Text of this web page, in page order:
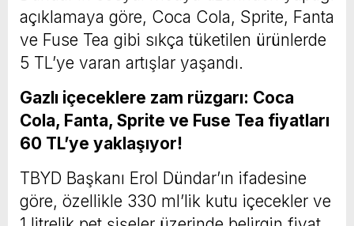
açıklamaya göre, Coca Cola, Sprite, Fanta
ve Fuse Tea gibi sıkça tüketilen ürünlerde
5 TL’ye varan artışlar yaşandı.
Gazlı içeceklere zam rüzgarı: Coca
Cola, Fanta, Sprite ve Fuse Tea fiyatları
60 TL’ye yaklaşıyor!
TBYD Başkanı Erol Dündar’ın ifadesine
göre, özellikle 330 ml’lik kutu içecekler ve